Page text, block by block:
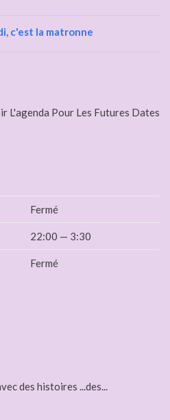
c'est la matronne
L'agenda Pour Les Futures Dates
Fermé
22:00 — 3:30
Fermé
des histoires ...des...